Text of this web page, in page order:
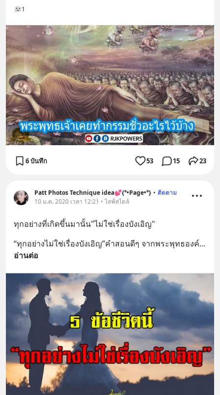
1
6 บันทึก 53 15 23
Patt Photos Technique idea💕{°•Page•°} • ติดตาม
10 ม.ค. 2020 เวลา 12:21 • ไลฟ์สไตล์
ทุกอย่างที่เกิดขึ้นมานั้น"ไม่ใช่เรื่องบังเอิญ"
“ทุกอย่างไม่ใช่เรื่องบังเอิญ”คำสอนดีๆ จากพระพุทธองค์
อ่านต่อ